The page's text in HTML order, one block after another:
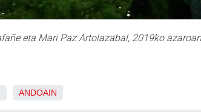
eta Mari Paz Artolazabal, 2019ko
ANDOAIN